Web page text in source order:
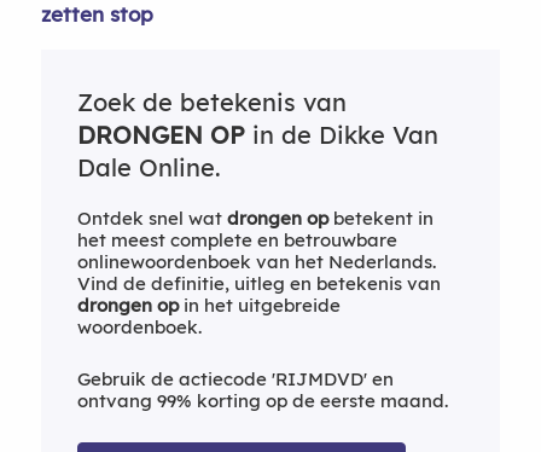
zetten stop
Zoek de betekenis van
DRONGEN OPin de Dikke Van
Dale Online.
Ontdek snel wat drongen opbetekent in
het meest complete en betrouwbare
onlinewoordenboek van het Nederlands.
Vind de definitie, uitleg en betekenis van
drongen opin het uitgebreide
woordenboek.
Gebruik de actiecode 'RIJMDVD' en
ontvang 99% korting op de eerste maand.